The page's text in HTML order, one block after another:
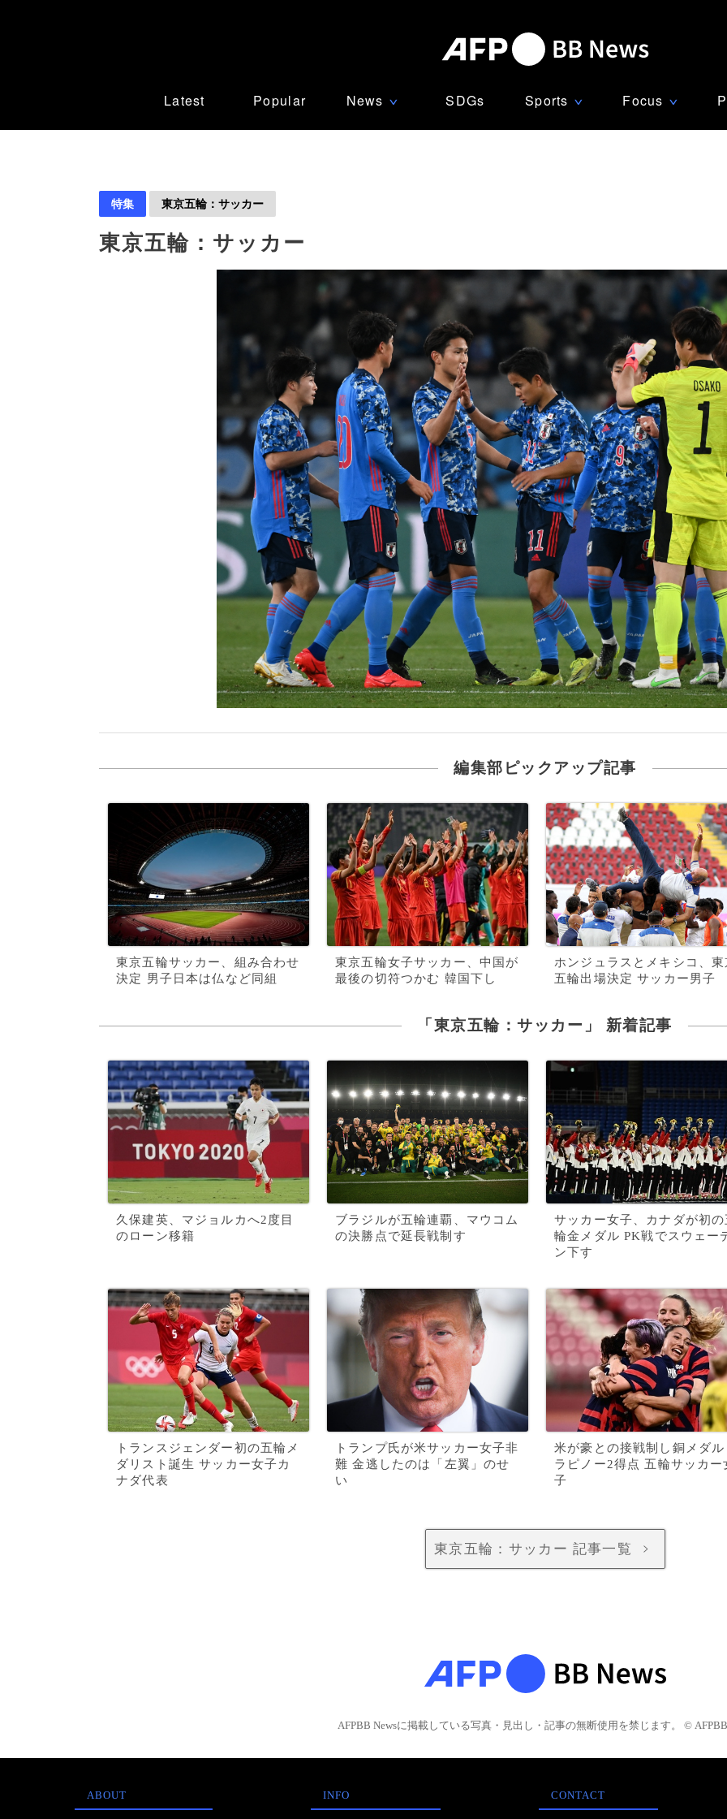
Latest Popular News ∨ SDGs Sports ∨ Focus ∨
特集 東京五輪：サッカー
東京五輪：サッカー
編集部ピックアップ記事
東京五輪サッカー、組み合わせ
決定 男子日本は仏など同組
東京五輪女子サッカー、中国が
最後の切符つかむ 韓国下し
ホンジュラスとメキシコ、東
五輪出場決定 サッカー男子
「東京五輪：サッカー」 新着記事
久保建英、マジョルカへ2度目
のローン移籍
ブラジルが五輪連覇、マウコム
の決勝点で延長戦制す
サッカー女子、カナダが初の
輪金メダル PK戦でスウェー
ン下す
トランスジェンダー初の五輪メ
ダリスト誕生 サッカー女子カ
ナダ代表
トランプ氏が米サッカー女子非
難 金逃したのは「左翼」のせ
い
米が豪との接戦制し銅メダル
ラピノー2得点 五輪サッカー
子
東京五輪：サッカー 記事一覧 >
AFPBB Newsに掲載している写真・見出し・記事の無断使用を禁じます。 © AFPBB
ABOUT INFO CONTACT